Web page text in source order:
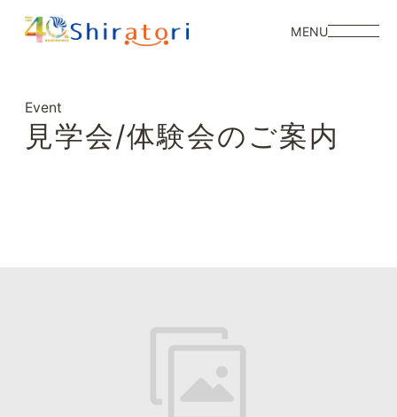
MENU
Event
見学会/体験会のご案内